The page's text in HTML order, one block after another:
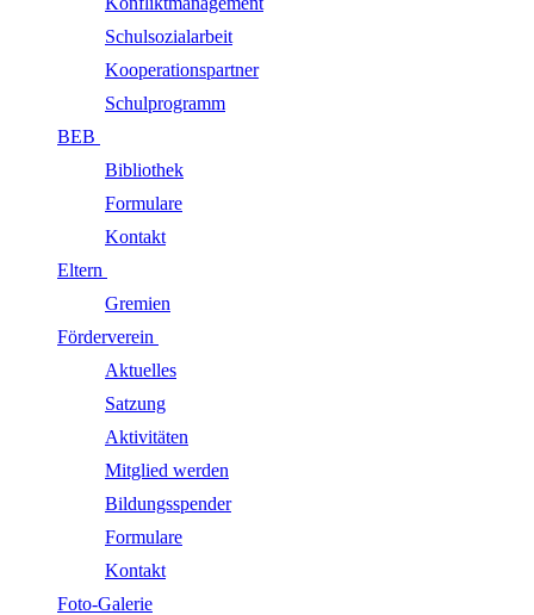
Schulsozialarbeit
Kooperationspartner
Schulprogramm
BEB
Bibliothek
Formulare
Kontakt
Eltern
Gremien
Förderverein
Aktuelles
Satzung
Aktivitäten
Mitglied werden
Bildungsspender
Formulare
Kontakt
Foto-Galerie